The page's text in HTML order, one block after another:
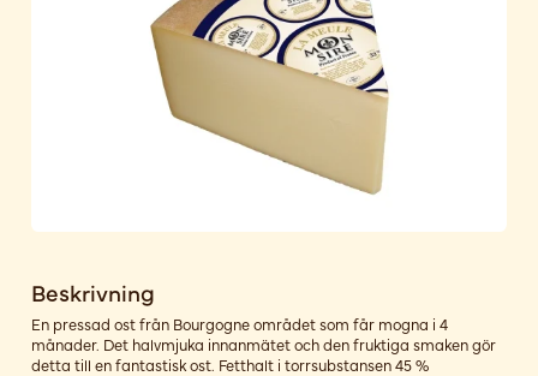
Beskrivning
En pressad ost från Bourgogne området som får mogna i 4
månader. Det halvmjuka innanmätet och den fruktiga smaken gör
detta till en fantastisk ost. Fetthalt i torrsubstansen 45 %